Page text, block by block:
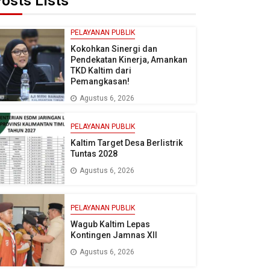
PELAYANAN PUBLIK
Kokohkan Sinergi dan
Pendekatan Kinerja, Amankan
TKD Kaltim dari
Pemangkasan!
Agustus 6, 2026
PELAYANAN PUBLIK
Kaltim Target Desa Berlistrik
Tuntas 2028
Agustus 6, 2026
PELAYANAN PUBLIK
Wagub Kaltim Lepas
Kontingen Jamnas XII
Agustus 6, 2026